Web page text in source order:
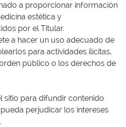
a proporcionar información
estética y
por el Titular.
a hacer un uso adecuado de
para actividades ilícitas,
público o los derechos de
sitio para difundir contenido
perjudicar los intereses